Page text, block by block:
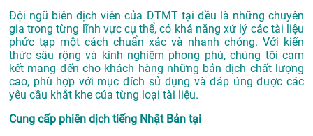
Đội ngũ biên dịch viên của DTMT tại đều là những chuyên
gia trong từng lĩnh vực cụ thể, có khả năng xử lý các tài liệu
phức tạp một cách chuẩn xác và nhanh chóng. Với kiến
thức sâu rộng và kinh nghiệm phong phú, chúng tôi cam
kết mang đến cho khách hàng những bản dịch chất lượng
cao, phù hợp với mục đích sử dụng và đáp ứng được các
yêu cầu khắt khe của từng loại tài liệu.
Cung cấp phiên dịch tiếng Nhật Bản tại